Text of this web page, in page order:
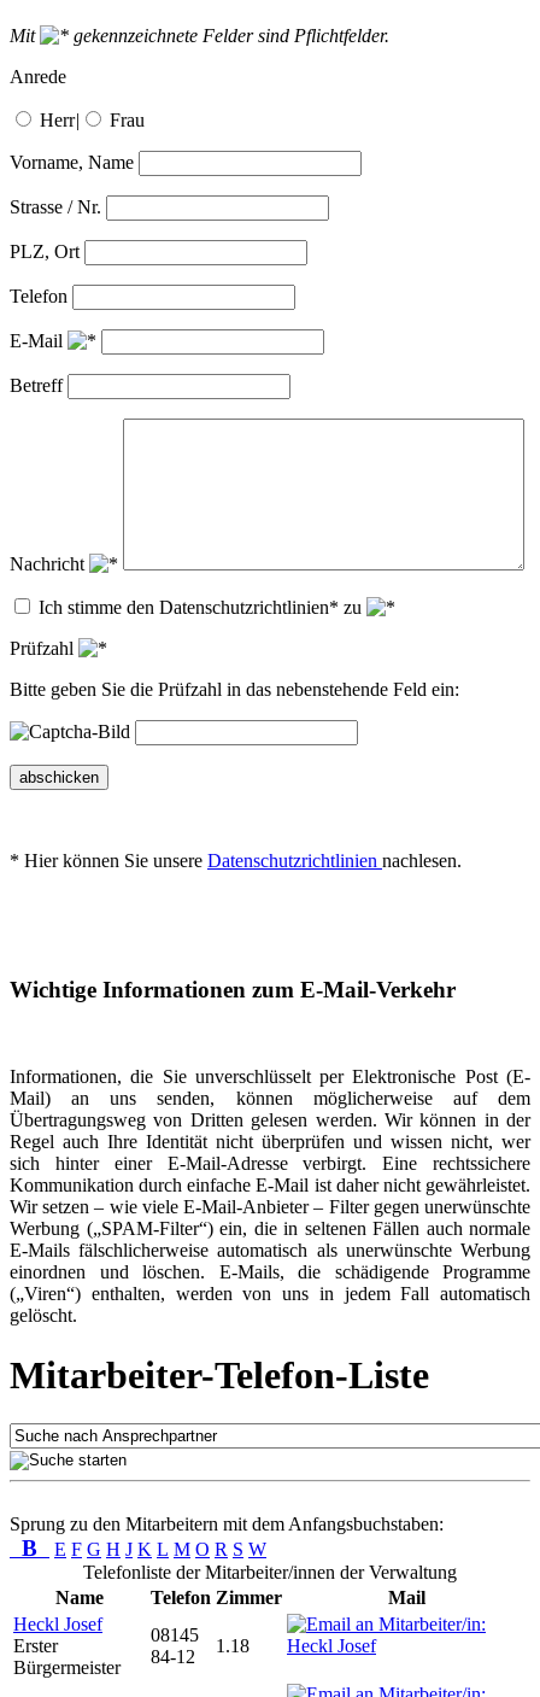
Mit
gekennzeichnete Felder sind Pflichtfelder.
Anrede
Herr| Frau
Vorname, Name
Strasse / Nr.
PLZ, Ort
Telefon
E-Mail
Betreff
Nachricht
Ich stimme den Datenschutzrichtlinien* zu
Prüfzahl
Bitte geben Sie die Prüfzahl in das nebenstehende Feld ein:
abschicken
* Hier können Sie unsere Datenschutzrichtlinien nachlesen.
Wichtige Informationen zum E-Mail-Verkehr
Informationen, die Sie unverschlüsselt per Elektronische Post (E-
Mail) an uns senden, können möglicherweise auf dem
Übertragungsweg von Dritten gelesen werden. Wir können in der
Regel auch Ihre Identität nicht überprüfen und wissen nicht, wer
sich hinter einer E-Mail-Adresse verbirgt. Eine rechtssichere
Kommunikation durch einfache E-Mail ist daher nicht gewährleistet.
Wir setzen – wie viele E-Mail-Anbieter – Filter gegen unerwünschte
Werbung („SPAM-Filter“) ein, die in seltenen Fällen auch normale
E-Mails fälschlicherweise automatisch als unerwünschte Werbung
einordnen und löschen. E-Mails, die schädigende Programme
(„Viren“) enthalten, werden von uns in jedem Fall automatisch
gelöscht.
Mitarbeiter-Telefon-Liste
Sprung zu den Mitarbeitern mit dem Anfangsbuchstaben:
B E F G H J K L M O R S W
Telefonliste der Mitarbeiter/innen der Verwaltung
Name
Telefon Zimmer
Mail
Heckl Josef
Erster
Bürgermeister
08145
84-12
1.18